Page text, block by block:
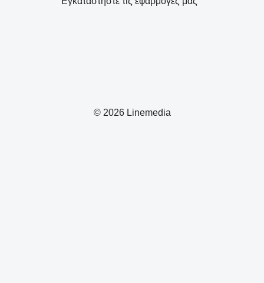
© 2026 Linemedia